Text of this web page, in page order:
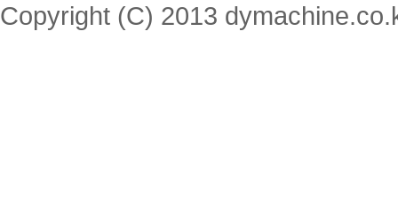
Copyright (C) 2013